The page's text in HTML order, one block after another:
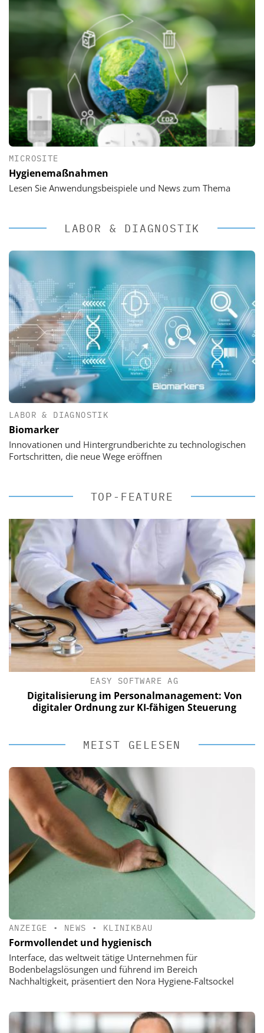
MICROSITE
Hygienemaßnahmen
Lesen Sie Anwendungsbeispiele und News zum Thema
LABOR & DIAGNOSTIK
LABOR & DIAGNOSTIK
Biomarker
Innovationen und Hintergrundberichte zu technologischen
Fortschritten, die neue Wege eröffnen
TOP-FEATURE
EASY SOFTWARE AG
Digitalisierung im Personalmanagement: Von
digitaler Ordnung zur KI-fähigen Steuerung
MEIST GELESEN
ANZEIGE • NEWS • KLINIKBAU
Formvollendet und hygienisch
Interface, das weltweit tätige Unternehmen für
Bodenbelagslösungen und führend im Bereich
Nachhaltigkeit, präsentiert den Nora Hygiene-Faltsockel